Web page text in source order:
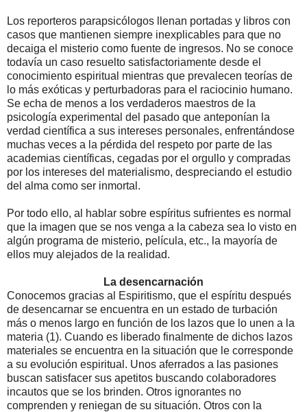
Los reporteros parapsicólogos llenan portadas y libros con
casos que mantienen siempre inexplicables para que no
decaiga el misterio como fuente de ingresos. No se conoce
todavía un caso resuelto satisfactoriamente desde el
conocimiento espiritual mientras que prevalecen teorías de
lo más exóticas y perturbadoras para el raciocinio humano.
Se echa de menos a los verdaderos maestros de la
psicología experimental del pasado que anteponían la
verdad científica a sus intereses personales, enfrentándose
muchas veces a la pérdida del respeto por parte de las
academias científicas, cegadas por el orgullo y compradas
por los intereses del materialismo, despreciando el estudio
del alma como ser inmortal.
Por todo ello, al hablar sobre espíritus sufrientes es normal
que la imagen que se nos venga a la cabeza sea lo visto en
algún programa de misterio, película, etc., la mayoría de
ellos muy alejados de la realidad.
La desencarnación
Conocemos gracias al Espiritismo, que el espíritu después
de desencarnar se encuentra en un estado de turbación
más o menos largo en función de los lazos que lo unen a la
materia (1). Cuando es liberado finalmente de dichos lazos
materiales se encuentra en la situación que le corresponde
a su evolución espiritual. Unos aferrados a las pasiones
buscan satisfacer sus apetitos buscando colaboradores
incautos que se los brinden. Otros ignorantes no
comprenden y reniegan de su situación. Otros con la